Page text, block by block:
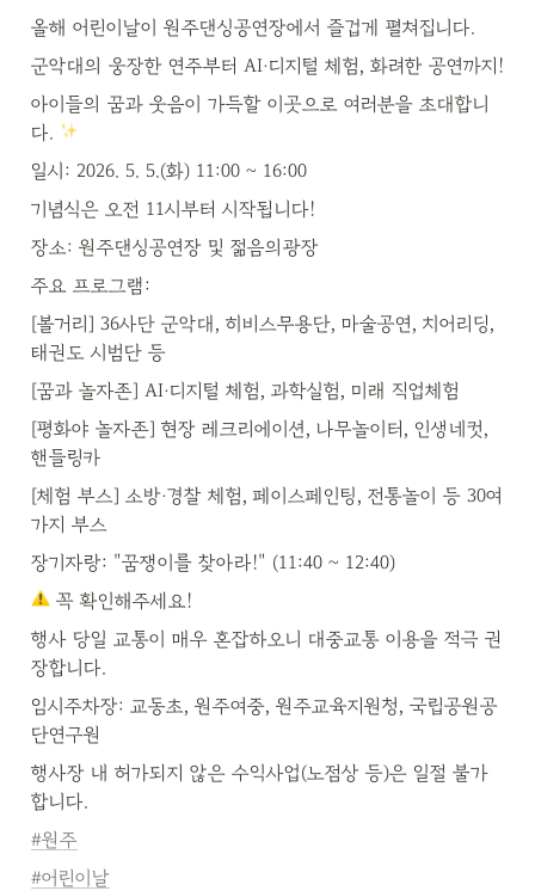
올해 어린이날이 원주댄싱공연장에서 즐겁게 펼쳐집니다.
군악대의 웅장한 연주부터 AI·디지털 체험, 화려한 공연까지!
아이들의 꿈과 웃음이 가득할 이곳으로 여러분을 초대합니
다.
일시: 2026. 5. 5.(화) 11:00 ~ 16:00
기념식은 오전 11시부터 시작됩니다!
장소: 원주댄싱공연장 및 젊음의광장
주요 프로그램:
[볼거리] 36사단 군악대, 히비스무용단, 마술공연, 치어리딩,
태권도 시범단 등
[꿈과 놀자존] AI·디지털 체험, 과학실험, 미래 직업체험
[평화야 놀자존] 현장 레크리에이션, 나무놀이터, 인생네컷,
핸들링카
[체험 부스] 소방·경찰 체험, 페이스페인팅, 전통놀이 등 30여
가지 부스
장기자랑: "꿈쟁이를 찾아라!" (11:40 ~ 12:40)
꼭 확인해주세요!
행사 당일 교통이 매우 혼잡하오니 대중교통 이용을 적극 권
장합니다.
임시주차장: 교동초, 원주여중, 원주교육지원청, 국립공원공
단연구원
행사장 내 허가되지 않은 수익사업(노점상 등)은 일절 불가
합니다.
#원주
#어린이날